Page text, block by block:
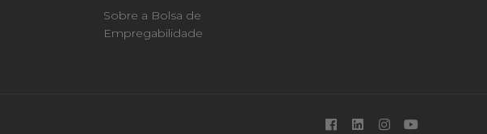
Sobre a Bolsa de
Empregabilidade